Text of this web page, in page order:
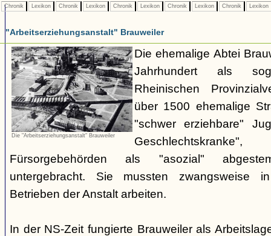
Chronik Lexikon Chronik Lexikon Chronik Lexikon Chronik Lexikon Chronik Lexikon
"Arbeitserziehungsanstalt" Brauweiler
Die "Arbeitserziehungsanstalt" Brauweiler
Die ehemalige Abtei
Jahrhundert als
Rheinischen
über 1500 ehemalige
"schwer erziehbare"
Fürsorgebehörden als "asozial"
untergebracht. Sie mussten zwangsweise
Betrieben der Anstalt arbeiten.
In der NS-Zeit fungierte Brauweiler als